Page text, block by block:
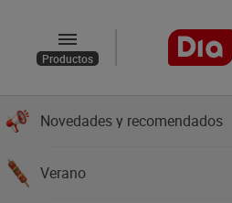
Productos
Novedades y recomendados
Verano